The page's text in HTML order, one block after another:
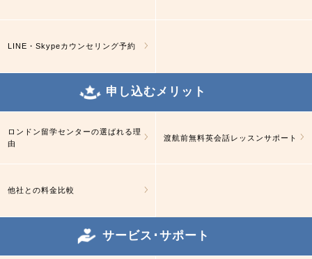
LINE・Skypeカウンセリング予約
申し込むメリット
ロンドン留学センターの選ばれる理
由
渡航前無料英会話レッスンサポート
他社との料金比較
サービス･サポート